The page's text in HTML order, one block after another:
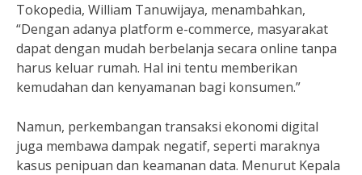
Tokopedia, William Tanuwijaya, menambahkan,
“Dengan adanya platform e-commerce, masyarakat
dapat dengan mudah berbelanja secara online tanpa
harus keluar rumah. Hal ini tentu memberikan
kemudahan dan kenyamanan bagi konsumen.”
Namun, perkembangan transaksi ekonomi digital
juga membawa dampak negatif, seperti maraknya
kasus penipuan dan keamanan data. Menurut Kepala